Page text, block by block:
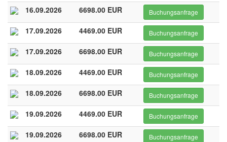
16.09.2026 6698.00 EUR Buchungsanfrage
17.09.2026 4469.00 EUR Buchungsanfrage
17.09.2026 6698.00 EUR Buchungsanfrage
18.09.2026 4469.00 EUR Buchungsanfrage
18.09.2026 6698.00 EUR Buchungsanfrage
19.09.2026 4469.00 EUR Buchungsanfrage
19.09.2026 6698.00 EUR Buchungsanfrage